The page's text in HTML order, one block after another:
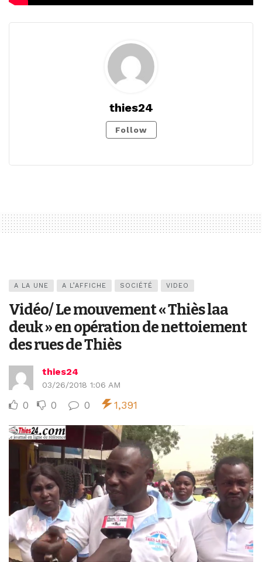
thies24
Follow
A LA UNE A L’AFFICHE SOCIÉTÉ VIDEO
Vidéo/ Le mouvement « Thiès laa
deuk » en opération de nettoiement
des rues de Thiès
thies24
03/26/2018 1:06 AM
0 0 0 1,391